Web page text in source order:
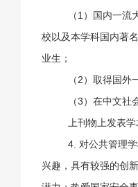
（1 ）国内一流
校以及本学科国内著
业生；
（2）取得国外
（3）在中文社
上刊物上发表
4. 对公共管理
兴趣，具有较强的创